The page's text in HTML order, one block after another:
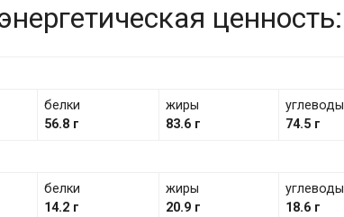
ценность:
белки
56.8 г
жиры
83.6 г
углеводы
74.5 г
белки
14.2 г
жиры
20.9 г
углеводы
18.6 г